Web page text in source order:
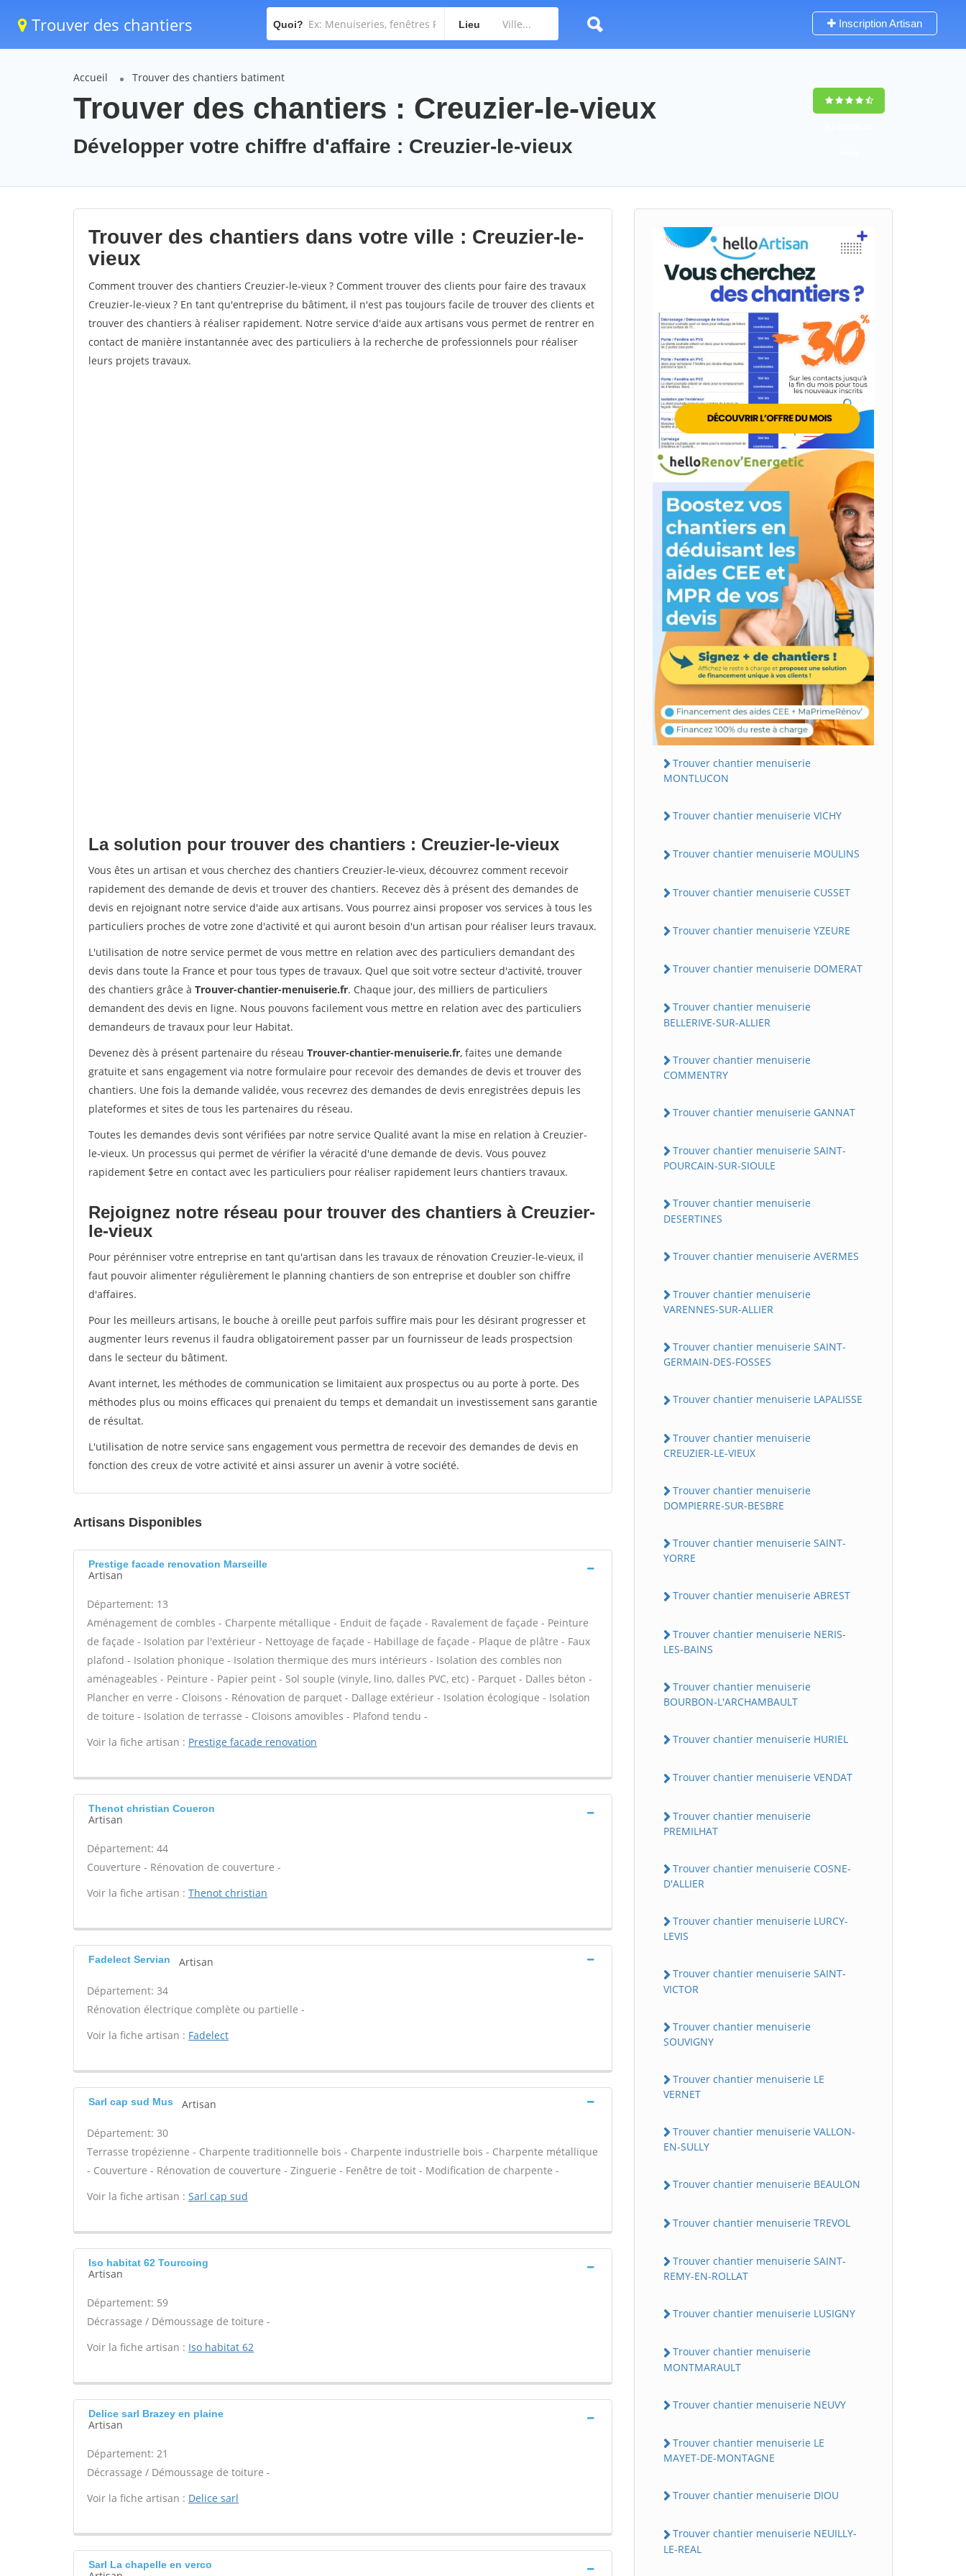
Trouver des chantiers Quoi? Lieu Inscription Artisan
Accueil Trouver des chantiers batiment
Trouver des chantiers : Creuzier-le-vieux
Développer votre chiffre d'affaire : Creuzier-le-vieux
Trouver des chantiers dans votre ville : Creuzier-le-
vieux
Comment trouver des chantiers Creuzier-le-vieux ? Comment trouver des clients pour faire des travaux
Creuzier-le-vieux ? En tant qu'entreprise du bâtiment, il n'est pas toujours facile de trouver des clients et
trouver des chantiers à réaliser rapidement. Notre service d'aide aux artisans vous permet de rentrer en
contact de manière instantannée avec des particuliers à la recherche de professionnels pour réaliser
leurs projets travaux.
La solution pour trouver des chantiers : Creuzier-le-vieux
Vous êtes un artisan et vous cherchez des chantiers Creuzier-le-vieux, découvrez comment recevoir
rapidement des demande de devis et trouver des chantiers. Recevez dès à présent des demandes de
devis en rejoignant notre service d'aide aux artisans. Vous pourrez ainsi proposer vos services à tous les
particuliers proches de votre zone d'activité et qui auront besoin d'un artisan pour réaliser leurs travaux.
L'utilisation de notre service permet de vous mettre en relation avec des particuliers demandant des
devis dans toute la France et pour tous types de travaux. Quel que soit votre secteur d'activité, trouver
des chantiers grâce à Trouver-chantier-menuiserie.fr. Chaque jour, des milliers de particuliers
demandent des devis en ligne. Nous pouvons facilement vous mettre en relation avec des particuliers
demandeurs de travaux pour leur Habitat.
Devenez dès à présent partenaire du réseau Trouver-chantier-menuiserie.fr, faites une demande
gratuite et sans engagement via notre formulaire pour recevoir des demandes de devis et trouver des
chantiers. Une fois la demande validée, vous recevrez des demandes de devis enregistrées depuis les
plateformes et sites de tous les partenaires du réseau.
Toutes les demandes devis sont vérifiées par notre service Qualité avant la mise en relation à Creuzier-
le-vieux. Un processus qui permet de vérifier la véracité d'une demande de devis. Vous pouvez
rapidement $etre en contact avec les particuliers pour réaliser rapidement leurs chantiers travaux.
Rejoignez notre réseau pour trouver des chantiers à Creuzier-
le-vieux
Pour pérénniser votre entreprise en tant qu'artisan dans les travaux de rénovation Creuzier-le-vieux, il
faut pouvoir alimenter régulièrement le planning chantiers de son entreprise et doubler son chiffre
d'affaires.
Pour les meilleurs artisans, le bouche à oreille peut parfois suffire mais pour les désirant progresser et
augmenter leurs revenus il faudra obligatoirement passer par un fournisseur de leads prospectsion
dans le secteur du bâtiment.
Avant internet, les méthodes de communication se limitaient aux prospectus ou au porte à porte. Des
méthodes plus ou moins efficaces qui prenaient du temps et demandait un investissement sans garantie
de résultat.
L'utilisation de notre service sans engagement vous permettra de recevoir des demandes de devis en
fonction des creux de votre activité et ainsi assurer un avenir à votre société.
Artisans Disponibles
Prestige facade renovation Marseille
Artisan
Département: 13
Aménagement de combles - Charpente métallique - Enduit de façade - Ravalement de façade - Peinture
de façade - Isolation par l'extérieur - Nettoyage de façade - Habillage de façade - Plaque de plâtre - Faux
plafond - Isolation phonique - Isolation thermique des murs intérieurs - Isolation des combles non
aménageables - Peinture - Papier peint - Sol souple (vinyle, lino, dalles PVC, etc) - Parquet - Dalles béton -
Plancher en verre - Cloisons - Rénovation de parquet - Dallage extérieur - Isolation écologique - Isolation
de toiture - Isolation de terrasse - Cloisons amovibles - Plafond tendu -
Voir la fiche artisan : Prestige facade renovation
Thenot christian Coueron
Artisan
Département: 44
Couverture - Rénovation de couverture -
Voir la fiche artisan : Thenot christian
Fadelect Servian Artisan
Département: 34
Rénovation électrique complète ou partielle -
Voir la fiche artisan : Fadelect
Sarl cap sud Mus Artisan
Département: 30
Terrasse tropézienne - Charpente traditionnelle bois - Charpente industrielle bois - Charpente métallique
- Couverture - Rénovation de couverture - Zinguerie - Fenêtre de toit - Modification de charpente -
Voir la fiche artisan : Sarl cap sud
Iso habitat 62 Tourcoing
Artisan
Département: 59
Décrassage / Démoussage de toiture -
Voir la fiche artisan : Iso habitat 62
Delice sarl Brazey en plaine
Artisan
Département: 21
Décrassage / Démoussage de toiture -
Voir la fiche artisan : Delice sarl
Sarl La chapelle en verco
Trouver chantier menuiserie
MONTLUCON
Trouver chantier menuiserie VICHY
Trouver chantier menuiserie MOULINS
Trouver chantier menuiserie CUSSET
Trouver chantier menuiserie YZEURE
Trouver chantier menuiserie DOMERAT
Trouver chantier menuiserie
BELLERIVE-SUR-ALLIER
Trouver chantier menuiserie
COMMENTRY
Trouver chantier menuiserie GANNAT
Trouver chantier menuiserie SAINT-
POURCAIN-SUR-SIOULE
Trouver chantier menuiserie
DESERTINES
Trouver chantier menuiserie AVERMES
Trouver chantier menuiserie
VARENNES-SUR-ALLIER
Trouver chantier menuiserie SAINT-
GERMAIN-DES-FOSSES
Trouver chantier menuiserie LAPALISSE
Trouver chantier menuiserie
CREUZIER-LE-VIEUX
Trouver chantier menuiserie
DOMPIERRE-SUR-BESBRE
Trouver chantier menuiserie SAINT-
YORRE
Trouver chantier menuiserie ABREST
Trouver chantier menuiserie NERIS-
LES-BAINS
Trouver chantier menuiserie
BOURBON-L'ARCHAMBAULT
Trouver chantier menuiserie HURIEL
Trouver chantier menuiserie VENDAT
Trouver chantier menuiserie
PREMILHAT
Trouver chantier menuiserie COSNE-
D'ALLIER
Trouver chantier menuiserie LURCY-
LEVIS
Trouver chantier menuiserie SAINT-
VICTOR
Trouver chantier menuiserie
SOUVIGNY
Trouver chantier menuiserie LE
VERNET
Trouver chantier menuiserie VALLON-
EN-SULLY
Trouver chantier menuiserie BEAULON
Trouver chantier menuiserie TREVOL
Trouver chantier menuiserie SAINT-
REMY-EN-ROLLAT
Trouver chantier menuiserie LUSIGNY
Trouver chantier menuiserie
MONTMARAULT
Trouver chantier menuiserie NEUVY
Trouver chantier menuiserie LE
MAYET-DE-MONTAGNE
Trouver chantier menuiserie DIOU
Trouver chantier menuiserie NEUILLY-
LE-REAL